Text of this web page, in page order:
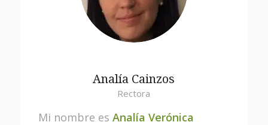
Analía Cainzos
Rectora
Mi nombre es Analía Verónica